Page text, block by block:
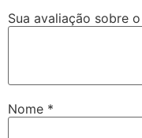
Sua avaliação sobre
Nome *